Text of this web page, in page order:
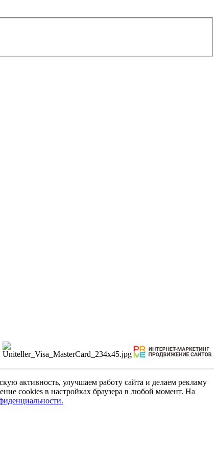
активность, улучшаем работу сайта и делаем рекламу
cookies в настройках браузера в любой момент. На